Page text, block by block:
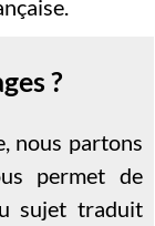
?
nous partons
permet de
sujet traduit